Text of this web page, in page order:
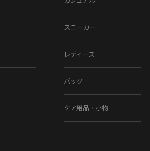
スニーカー
レディース
バッグ
ケア用品・小物